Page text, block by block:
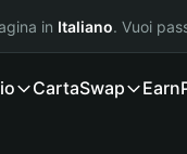
in Italiano. Vuoi
CartaSwap Earn